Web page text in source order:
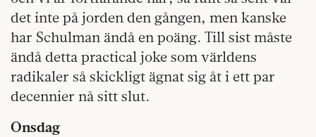
det inte på jorden den gången, men kanske
har Schulman ändå en poäng. Till sist måste
ändå detta practical joke som världens
radikaler så skickligt ägnat sig åt i ett par
decennier nå sitt slut.
Onsdag